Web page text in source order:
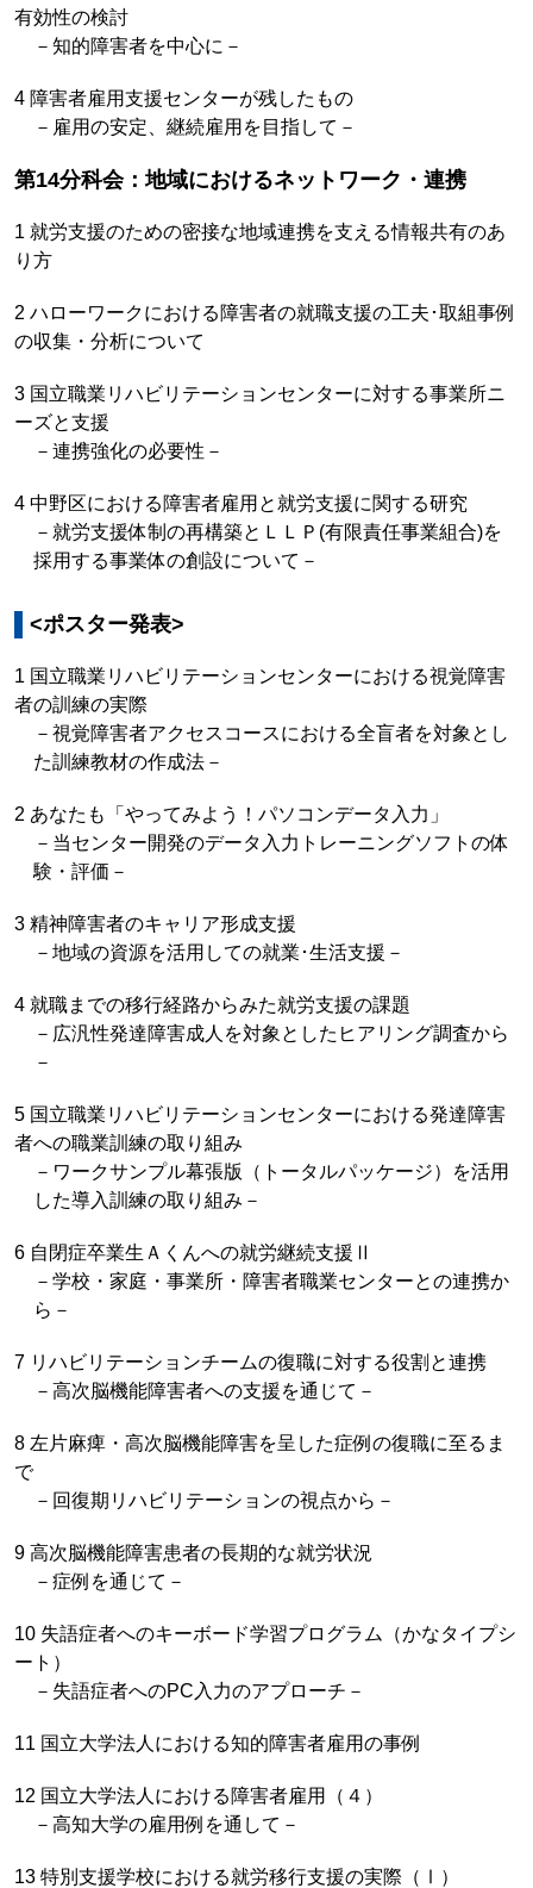
有効性の検討
－知的障害者を中心に－
4 障害者雇用支援センターが残したもの
－雇用の安定、継続雇用を目指して－
第14分科会：地域におけるネットワーク・連携
1 就労支援のための密接な地域連携を支える情報共有のあ
り方
2 ハローワークにおける障害者の就職支援の工夫･取組事例
の収集・分析について
3 国立職業リハビリテーションセンターに対する事業所ニ
ーズと支援
－連携強化の必要性－
4 中野区における障害者雇用と就労支援に関する研究
－就労支援体制の再構築とＬＬＰ(有限責任事業組合)を
採用する事業体の創設について－
<ポスター発表>
1 国立職業リハビリテーションセンターにおける視覚障害
者の訓練の実際
－視覚障害者アクセスコースにおける全盲者を対象とし
た訓練教材の作成法－
2 あなたも「やってみよう！パソコンデータ入力」
－当センター開発のデータ入力トレーニングソフトの体
験・評価－
3 精神障害者のキャリア形成支援
－地域の資源を活用しての就業･生活支援－
4 就職までの移行経路からみた就労支援の課題
－広汎性発達障害成人を対象としたヒアリング調査から
－
5 国立職業リハビリテーションセンターにおける発達障害
者への職業訓練の取り組み
－ワークサンプル幕張版（トータルパッケージ）を活用
した導入訓練の取り組み－
6 自閉症卒業生Ａくんへの就労継続支援Ⅱ
－学校・家庭・事業所・障害者職業センターとの連携か
ら－
7 リハビリテーションチームの復職に対する役割と連携
－高次脳機能障害者への支援を通じて－
8 左片麻痺・高次脳機能障害を呈した症例の復職に至るま
で
－回復期リハビリテーションの視点から－
9 高次脳機能障害患者の長期的な就労状況
－症例を通じて－
10 失語症者へのキーボード学習プログラム（かなタイプシ
ート）
－失語症者へのPC入力のアプローチ－
11 国立大学法人における知的障害者雇用の事例
12 国立大学法人における障害者雇用（４）
－高知大学の雇用例を通して－
13 特別支援学校における就労移行支援の実際（Ⅰ）